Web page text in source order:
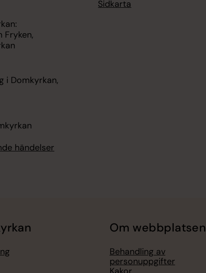
Fryken,
i Domkyrkan,
händelser
Sidkarta
Om webbplatsen
Behandling av
personuppgifter